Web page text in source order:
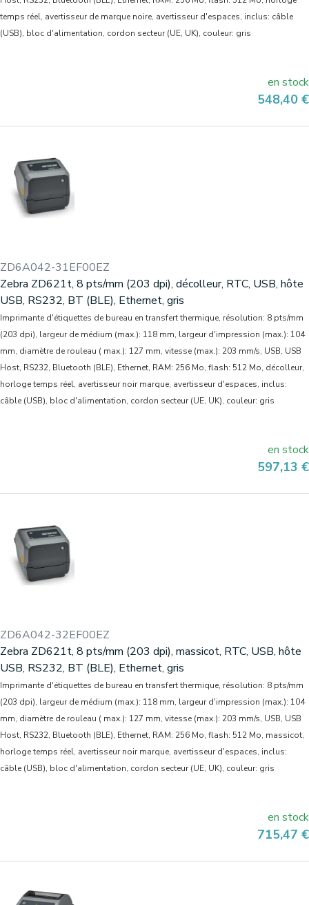
temps réel, avertisseur de marque noire, avertisseur d'espaces, inclus: câble
(USB), bloc d'alimentation, cordon secteur (UE, UK), couleur: gris
en stock
Prix
548,40 €
ZD6A042-31EF00EZ
Zebra ZD621t, 8 pts/mm (203 dpi), décolleur, RTC, USB, hôte
USB, RS232, BT (BLE), Ethernet, gris
Imprimante d'étiquettes de bureau en transfert thermique, résolution: 8 pts/mm
(203 dpi), largeur de médium (max.): 118 mm, largeur d'impression (max.): 104
mm, diamètre de rouleau ( max.): 127 mm, vitesse (max.): 203 mm/s, USB, USB
Host, RS232, Bluetooth (BLE), Ethernet, RAM: 256 Mo, flash: 512 Mo, décolleur,
horloge temps réel, avertisseur noir marque, avertisseur d'espaces, inclus:
câble (USB), bloc d'alimentation, cordon secteur (UE, UK), couleur: gris
en stock
Prix
597,13 €
ZD6A042-32EF00EZ
Zebra ZD621t, 8 pts/mm (203 dpi), massicot, RTC, USB, hôte
USB, RS232, BT (BLE), Ethernet, gris
Imprimante d'étiquettes de bureau en transfert thermique, résolution: 8 pts/mm
(203 dpi), largeur de médium (max.): 118 mm, largeur d'impression (max.): 104
mm, diamètre de rouleau ( max.): 127 mm, vitesse (max.): 203 mm/s, USB, USB
Host, RS232, Bluetooth (BLE), Ethernet, RAM: 256 Mo, flash: 512 Mo, massicot,
horloge temps réel, avertisseur noir marque, avertisseur d'espaces, inclus:
câble (USB), bloc d'alimentation, cordon secteur (UE, UK), couleur: gris
en stock
Prix
715,47 €